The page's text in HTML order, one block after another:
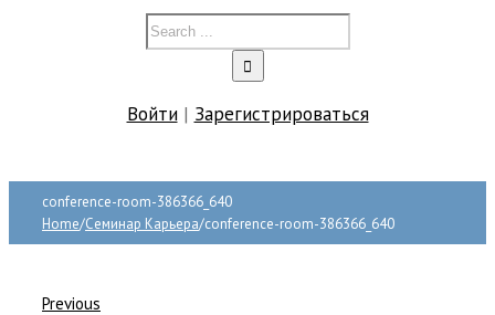
Войти| Зарегистрироваться
conference-room-386366_640
Home/Семинар Карьера/conference-room-386366_640
Previous